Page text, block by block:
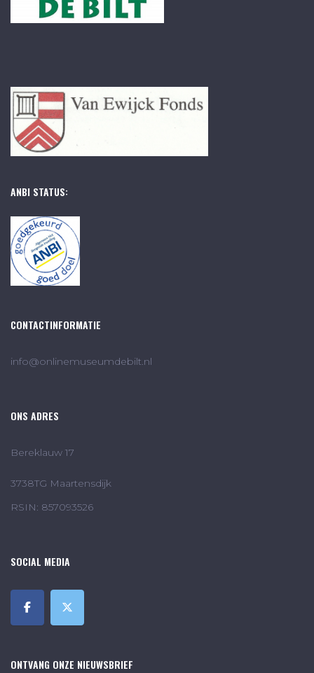
ANBI STATUS:
CONTACTINFORMATIE
info@onlinemuseumdebilt.nl
ONS ADRES
Bereklauw 17
3738TG Maartensdijk
RSIN: 857093526
SOCIAL MEDIA
ONTVANG ONZE NIEUWSBRIEF